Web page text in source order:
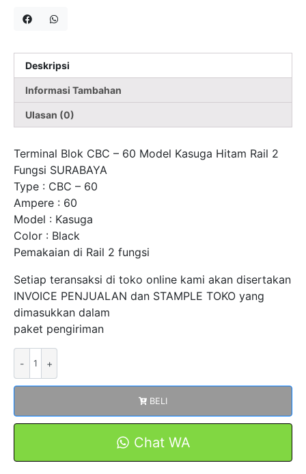
Deskripsi
Informasi Tambahan
Ulasan (0)
Terminal Blok CBC – 60 Model Kasuga Hitam Rail 2
Fungsi SURABAYA
Type : CBC – 60
Ampere : 60
Model : Kasuga
Color : Black
Pemakaian di Rail 2 fungsi
Setiap teransaksi di toko online kami akan disertakan
INVOICE PENJUALAN dan STAMPLE TOKO yang
dimasukkan dalam
paket pengiriman
Blok
60
BELI
Chat WA